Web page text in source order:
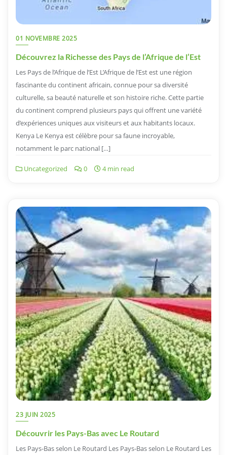
01 NOVEMBRE 2025
Découvrez la Richesse des Pays de l’Afrique de l’Est
Les Pays de l’Afrique de l’Est L’Afrique de l’Est est une région
fascinante du continent africain, connue pour sa diversité
culturelle, sa beauté naturelle et son histoire riche. Cette partie
du continent comprend plusieurs pays qui offrent une variété
d’expériences uniques aux visiteurs et aux habitants locaux.
Kenya Le Kenya est célèbre pour sa faune incroyable,
notamment le parc national […]
Uncategorized 0 4 min read
23 JUIN 2025
Découvrir les Pays-Bas avec Le Routard
Les Pays-Bas selon Le Routard Les Pays-Bas selon Le Routard Les